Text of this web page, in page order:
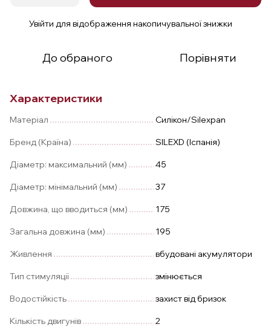
Увійти для відображення накопичувальної знижки
До обраного Порівняти
Характеристики
Матеріал Силікон/Silexpan
Бренд (Країна) SILEXD (Іспанія)
Діаметр: максимальний (мм) 45
Діаметр: мінімальний (мм) 37
Довжина, що вводиться (мм) 175
Загальна довжина (мм) 195
Живлення вбудовані акумулятори
Тип стимуляції змінюється
Водостійкість захист від бризок
Кількість двигунів 2